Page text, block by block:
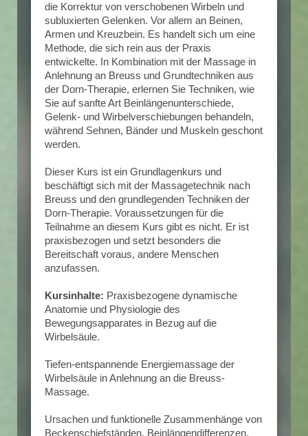
die Korrektur von verschobenen Wirbeln und
subluxierten Gelenken. Vor allem an Beinen,
Armen und Kreuzbein. Es handelt sich um eine
Methode, die sich rein aus der Praxis
entwickelte. In Kombination mit der Massage in
Anlehnung an Breuss und Grundtechniken aus
der Dorn-Therapie, erlernen Sie Techniken, wie
Sie auf sanfte Art Beinlängenunterschiede,
Gelenk- und Wirbelverschiebungen behandeln,
während Sehnen, Bänder und Muskeln geschont
werden.
Dieser Kurs ist ein Grundlagenkurs und
beschäftigt sich mit der Massagetechnik nach
Breuss und den grundlegenden Techniken der
Dorn-Therapie. Voraussetzungen für die
Teilnahme an diesem Kurs gibt es nicht. Er ist
praxisbezogen und setzt besonders die
Bereitschaft voraus, andere Menschen
anzufassen.
Kursinhalte: Praxisbezogene dynamische
Anatomie und Physiologie des
Bewegungsapparates in Bezug auf die
Wirbelsäule.
Tiefen-entspannende Energiemassage der
Wirbelsäule in Anlehnung an die Breuss-
Massage.
Ursachen und funktionelle Zusammenhänge von
Beckenschiefständen, Beinlängendifferenzen,